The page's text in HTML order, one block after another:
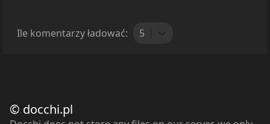
Ile komentarzy ładować: 5
© docchi.pl